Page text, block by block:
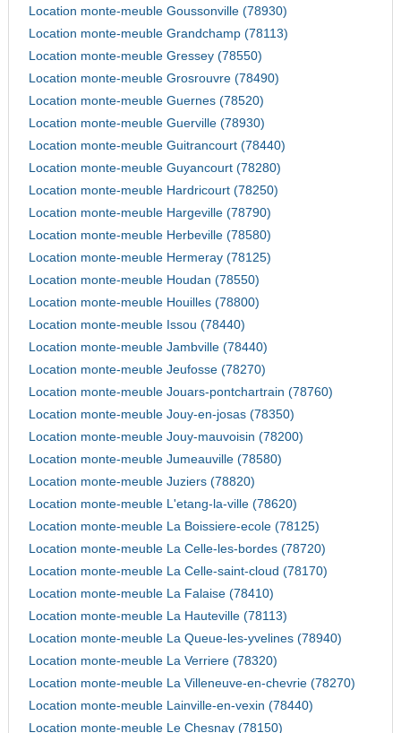
Location monte-meuble Goussonville (78930)
Location monte-meuble Grandchamp (78113)
Location monte-meuble Gressey (78550)
Location monte-meuble Grosrouvre (78490)
Location monte-meuble Guernes (78520)
Location monte-meuble Guerville (78930)
Location monte-meuble Guitrancourt (78440)
Location monte-meuble Guyancourt (78280)
Location monte-meuble Hardricourt (78250)
Location monte-meuble Hargeville (78790)
Location monte-meuble Herbeville (78580)
Location monte-meuble Hermeray (78125)
Location monte-meuble Houdan (78550)
Location monte-meuble Houilles (78800)
Location monte-meuble Issou (78440)
Location monte-meuble Jambville (78440)
Location monte-meuble Jeufosse (78270)
Location monte-meuble Jouars-pontchartrain (78760)
Location monte-meuble Jouy-en-josas (78350)
Location monte-meuble Jouy-mauvoisin (78200)
Location monte-meuble Jumeauville (78580)
Location monte-meuble Juziers (78820)
Location monte-meuble L'etang-la-ville (78620)
Location monte-meuble La Boissiere-ecole (78125)
Location monte-meuble La Celle-les-bordes (78720)
Location monte-meuble La Celle-saint-cloud (78170)
Location monte-meuble La Falaise (78410)
Location monte-meuble La Hauteville (78113)
Location monte-meuble La Queue-les-yvelines (78940)
Location monte-meuble La Verriere (78320)
Location monte-meuble La Villeneuve-en-chevrie (78270)
Location monte-meuble Lainville-en-vexin (78440)
Location monte-meuble Le Chesnay (78150)